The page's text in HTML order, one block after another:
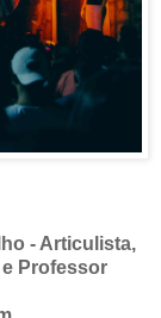
- Articulista,
Professor